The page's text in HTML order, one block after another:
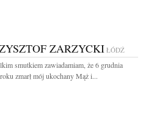
ZARZYCKI ŁÓDŹ
smutkiem zawiadamiam, że 6 grudnia
zmarł mój ukochany Mąż i...